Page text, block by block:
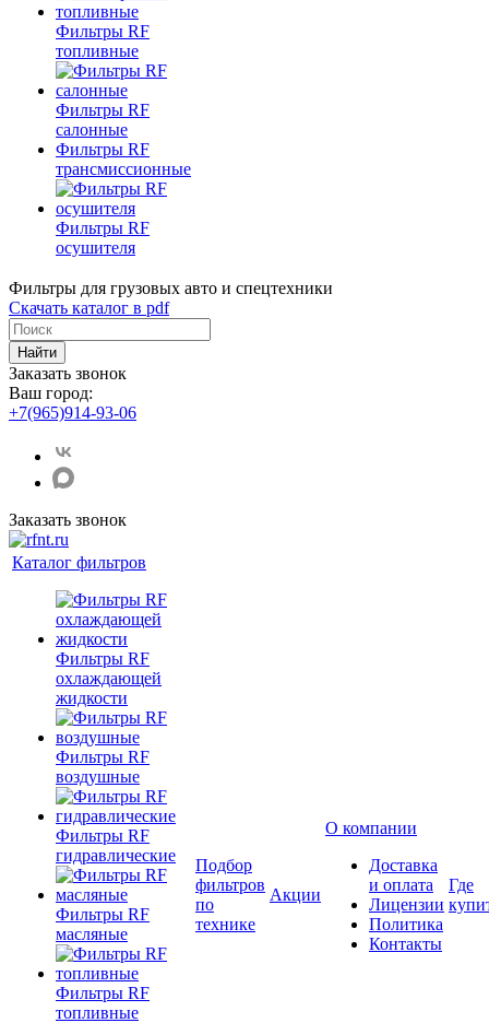
Фильтры RF
топливные
Фильтры RF
салонные
Фильтры RF
трансмиссионные
Фильтры RF
осушителя
Фильтры для грузовых авто и спецтехники
Скачать каталог в pdf
Найти
Заказать звонок
Ваш город:
+7(965)914-93-06
Заказать звонок
Каталог фильтров
Фильтры RF
охлаждающей
жидкости
Фильтры RF
воздушные
Фильтры RF
гидравлические
Фильтры RF
масляные
Фильтры RF
топливные
Подбор
фильтров
по
технике
Акции
О компании
Доставка
и оплата
Лицензии
Политика
Контакты
Где